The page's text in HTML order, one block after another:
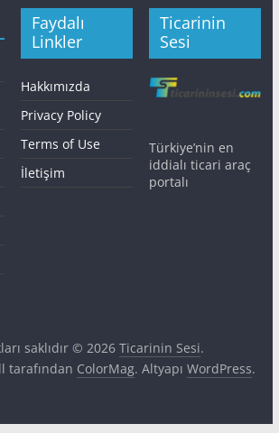
Faydalı
Linkler
Hakkımızda
Privacy Policy
Terms of Use
İletişim
Ticarinin
Sesi
Türkiye’nin en
iddialı ticari araç
portalı
saklıdır © 2026Ticarinin Sesi.
tarafından ColorMag. Altyapı WordPress.